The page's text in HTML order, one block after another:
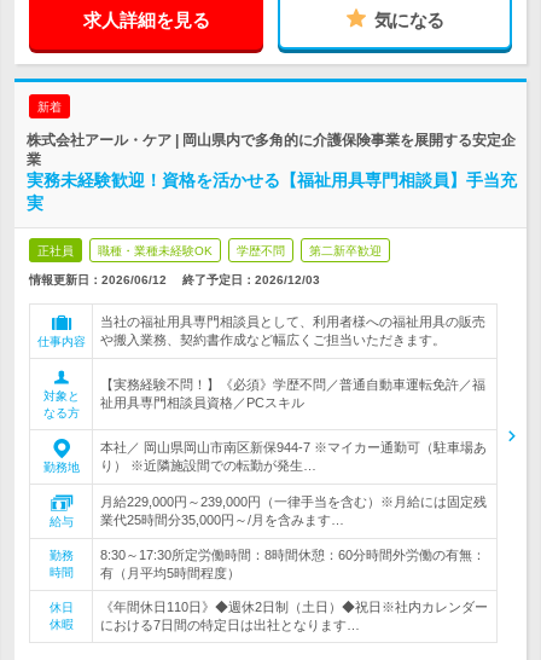
求人詳細を見る 気になる
新着
株式会社アール・ケア | 岡山県内で多角的に介護保険事業を展開する安定企
業
実務未経験歓迎！資格を活かせる【福祉用具専門相談員】手当充
実
正社員 職種・業種未経験OK 学歴不問 第二新卒歓迎
情報更新日：2026/06/12 終了予定日： 2026/12/03
仕事内容
当社の福祉用具専門相談員として、利用者様への福祉用具の販売
や搬入業務、契約書作成など幅広くご担当いただきます。
対象と
なる方
【実務経験不問！】《必須》学歴不問／普通自動車運転免許／福
祉用具専門相談員資格／PCスキル
勤務地
本社／ 岡山県岡山市南区新保944‐7 ※マイカー通勤可（駐車場あ
り） ※近隣施設間での転勤が発生…
給与
月給229,000円～239,000円（一律手当を含む）※月給には固定残
業代25時間分35,000円～/月を含みます…
勤務
時間
8:30～17:30所定労働時間：8時間休憩：60分時間外労働の有無：
有（月平均5時間程度）
休日
休暇
《年間休日110日》◆週休2日制（土日）◆祝日※社内カレンダー
における7日間の特定日は出社となります…